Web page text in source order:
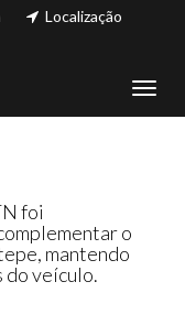
Localização
foi
o
mantendo
veículo.